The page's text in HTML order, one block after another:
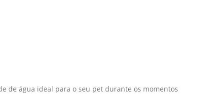
de água ideal para o seu pet durante os momentos